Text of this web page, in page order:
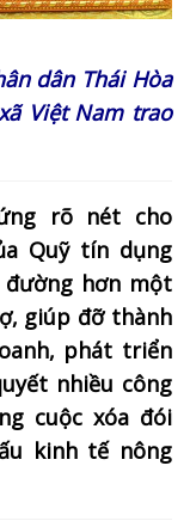
dân Thái Hòa
Việt Nam trao
rõ nét cho
Quỹ tín dụng
đường hơn một
giúp đỡ thành
phát triển
nhiều công
cuộc xóa đói
kinh tế nông